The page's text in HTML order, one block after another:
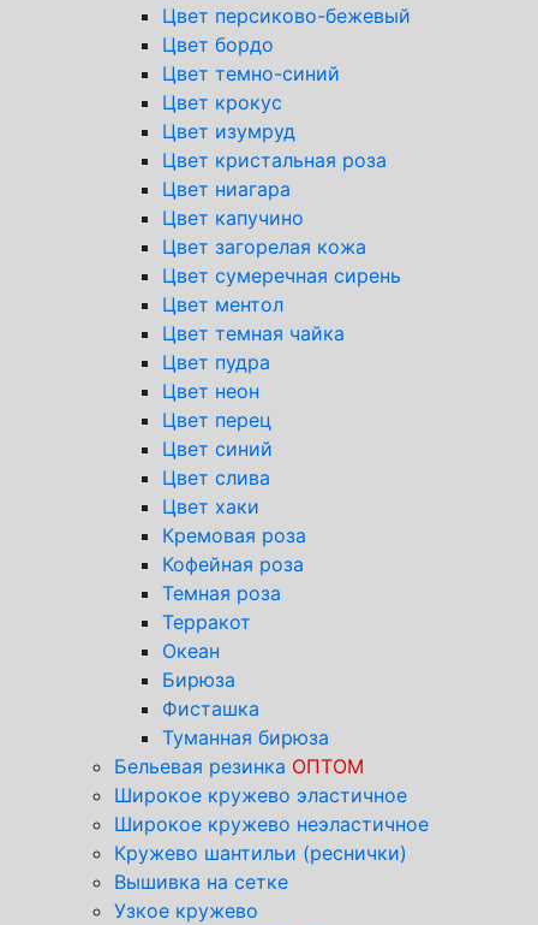
Цвет персиково-бежевый
Цвет бордо
Цвет темно-синий
Цвет крокус
Цвет изумруд
Цвет кристальная роза
Цвет ниагара
Цвет капучино
Цвет загорелая кожа
Цвет сумеречная сирень
Цвет ментол
Цвет темная чайка
Цвет пудра
Цвет неон
Цвет перец
Цвет синий
Цвет слива
Цвет хаки
Кремовая роза
Кофейная роза
Темная роза
Терракот
Океан
Бирюза
Фисташка
Туманная бирюза
Бельевая резинка ОПТОМ
Широкое кружево эластичное
Широкое кружево неэластичное
Кружево шантильи (реснички)
Вышивка на сетке
Узкое кружево